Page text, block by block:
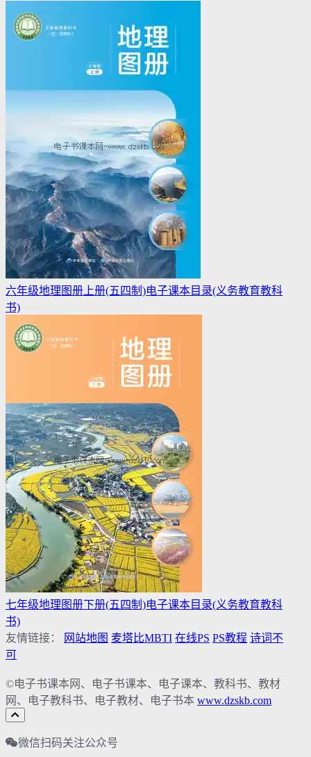
六年级地理图册上册(五四制)电子课本目录(义务教育教科
书)
七年级地理图册下册(五四制)电子课本目录(义务教育教科
书)
友情链接：
网站地图 麦塔比MBTI 在线PS PS教程 诗词不
可
©电子书课本网、电子书课本、电子课本、教科书、教材
网、电子教科书、电子教材、电子书本 www.dzskb.com
微信扫码关注公众号